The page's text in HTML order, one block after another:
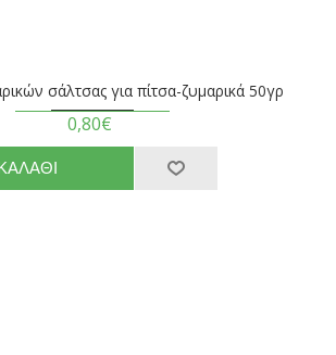
σάλτσας για πίτσα-ζυμαρικά 50γρ
0,80€